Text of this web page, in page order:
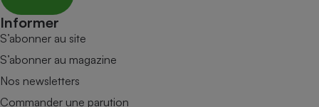
Informer
S’abonner au site
S’abonner au magazine
Nos newsletters
Commander une parution